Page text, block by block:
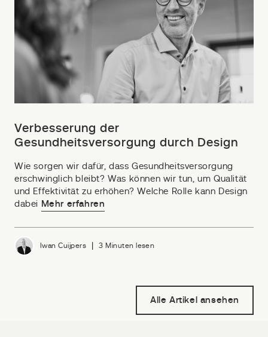
Verbesserung der
Gesundheitsversorgung durch Design
Wie sorgen wir dafür, dass Gesundheitsversorgung
erschwinglich bleibt? Was können wir tun, um Qualität
und Effektivität zu erhöhen? Welche Rolle kann Design
dabei Mehr erfahren
Iwan Cuijpers 3 Minuten lesen
Alle Artikel ansehen